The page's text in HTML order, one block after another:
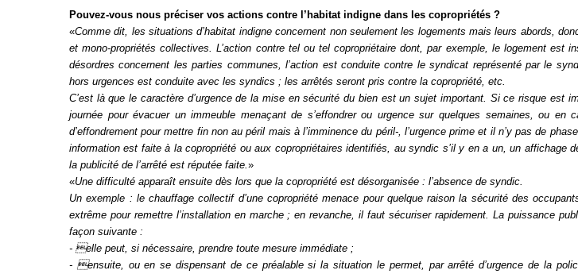
Pouvez-vous nous préciser vos actions contre l’habitat indigne dans les copropriétés ?
«Comme dit, les situations d’habitat indigne concernent non seulement les logements mais leurs abords,
et mono-propriétés collectives. L’action contre tel ou tel copropriétaire dont, par exemple, le logement est
désordres concernent les parties communes, l’action est conduite contre le syndicat représenté par le
hors urgences est conduite avec les syndics ; les arrêtés seront pris contre la copropriété, etc.
C’est là que le caractère d’urgence de la mise en sécurité du bien est un sujet important. Si ce risque est
journée pour évacuer un immeuble menaçant de s’effondrer ou urgence sur quelques semaines, ou
d’effondrement pour mettre fin non au péril mais à l’imminence du péril-, l’urgence prime et il n’y pas de
information est faite à la copropriété ou aux copropriétaires identifiés, au syndic s’il y en a un, un affichage
la publicité de l’arrêté est réputée faite. »
«Une difficulté apparaît ensuite dès lors que la copropriété est désorganisée : l’absence de syndic.
Un exemple : le chauffage collectif d’une copropriété menace pour quelque raison la sécurité des
extrême pour remettre l’installation en marche ; en revanche, il faut sécuriser rapidement. La puissance
façon suivante :
- elle peut, si nécessaire, prendre toute mesure immédiate ;
- ensuite, ou en se dispensant de ce préalable si la situation le permet, par arrêté d’urgence de la